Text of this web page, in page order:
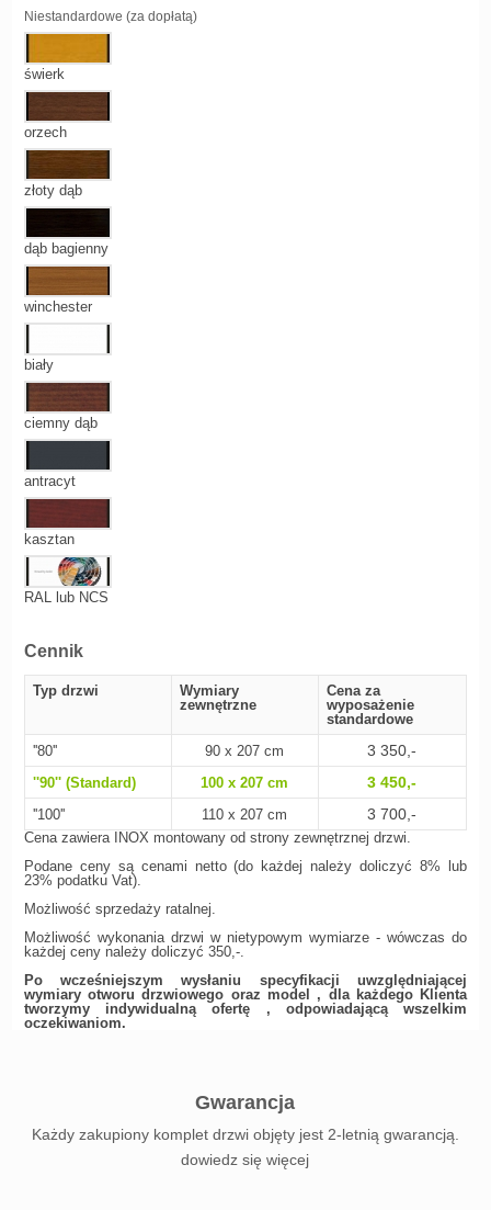
Niestandardowe (za dopłatą)
świerk
orzech
złoty dąb
dąb bagienny
winchester
biały
ciemny dąb
antracyt
kasztan
RAL lub NCS
Cennik
Typ drzwi
Wymiary
zewnętrzne
Cena za
wyposażenie
standardowe
''80''
90 x 207 cm 3 350,-
''90'' (Standard) 100 x 207 cm 3 450,-
''100'' 110 x 207 cm 3 700,-
Cena zawiera INOX montowany od strony zewnętrznej drzwi.
Podane ceny są cenami netto (do każdej należy doliczyć 8% lub
23% podatku Vat).
Możliwość sprzedaży ratalnej.
Możliwość wykonania drzwi w nietypowym wymiarze - wówczas do
każdej ceny należy doliczyć 350,-.
Po wcześniejszym wysłaniu specyfikacji uwzględniającej
wymiary otworu drzwiowego oraz model , dla każdego Klienta
tworzymy indywidualną ofertę , odpowiadającą wszelkim
oczekiwaniom.
Gwarancja
Każdy zakupiony komplet drzwi objęty jest 2-letnią gwarancją.
dowiedz się więcej